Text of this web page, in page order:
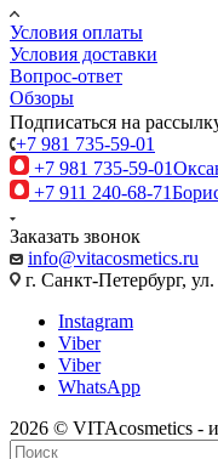
Условия оплаты
Условия доставки
Вопрос-ответ
Обзоры
Подписаться на
+7 981 735-59-01
+7 981 735-59-01
+7 911 240-68-71
Заказать звонок
info@vitacosmetics.ru
г. Санкт-Петербург,
Instagram
Viber
Viber
WhatsApp
2026 © VITAcosmetics -